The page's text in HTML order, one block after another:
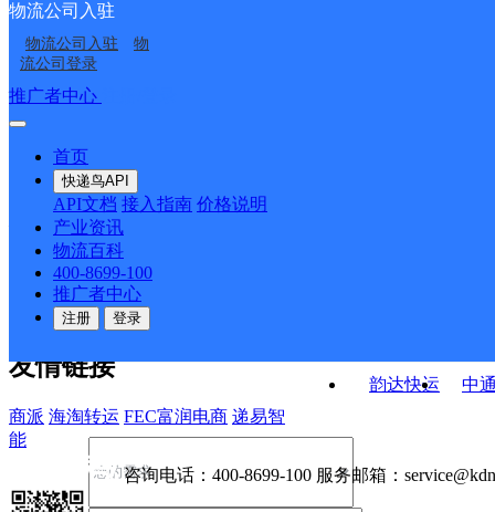
物流公司入驻
物流公司入驻
物
流公司登录
推广者中心
首页
快递鸟API
API文档 接入指南 价格说明
产业资讯
物流百科
400-8699-100
推广者中心
注册 登录
溪湖邮政支局
彩屯邮政支局
韵达快运
中
接口API
API接口 DEMO下载
关于我们
公司介绍 企业动态
合作伙伴 快递鸟接口服务协议
户隐私政策
友情链接
商派 海淘转运 FEC富润电商 递易智
能
咨询电话： 400-8699-100 服务邮箱：